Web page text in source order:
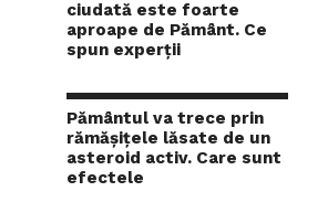
ciudată este foarte
aproape de Pământ. Ce
spun experții
Pământul va trece prin
rămășițele lăsate de un
asteroid activ. Care sunt
efectele